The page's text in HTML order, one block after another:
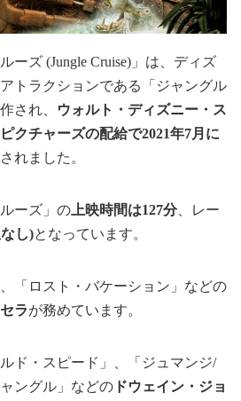
ーズ (Jungle Cruise)」は、ディズ
トラクションである「ジャングル
され、
ウォルト・ディズニー・ス
クチャーズの配給で2021年7月に
されました。
ーズ」の 上映時間は127分、レー
し)となっています。
「ロスト・バケーション」などの
ラが務めています。
ド・スピード」、「ジュマンジ/
ングル」などの ドウェイン・ジョ